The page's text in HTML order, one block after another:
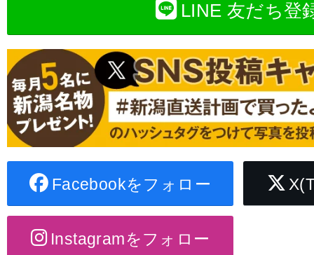
LINE 友だち登
Facebookをフォロー
Instagramをフォロー